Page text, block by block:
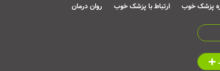
پزشک خوب ارتباط با پزشک خوب روان درمان